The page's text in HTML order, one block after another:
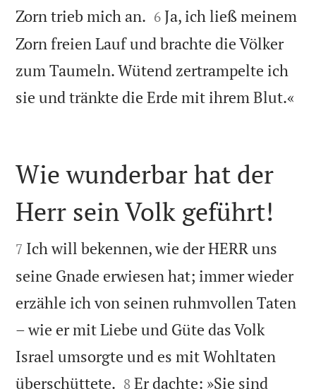
Zorn trieb mich an. 

6 Ja, ich ließ meinem
Zorn freien Lauf und brachte die Völker
zum Taumeln. Wütend zertrampelte ich
sie und tränkte die Erde mit ihrem Blut.«

Wie wunderbar hat der
Herr sein Volk geführt!

7 Ich will bekennen, wie der HERR uns
seine Gnade erwiesen hat; immer wieder
erzähle ich von seinen ruhmvollen Taten
– wie er mit Liebe und Güte das Volk
Israel umsorgte und es mit Wohltaten
überschüttete. 

8 Er dachte: »Sie sind